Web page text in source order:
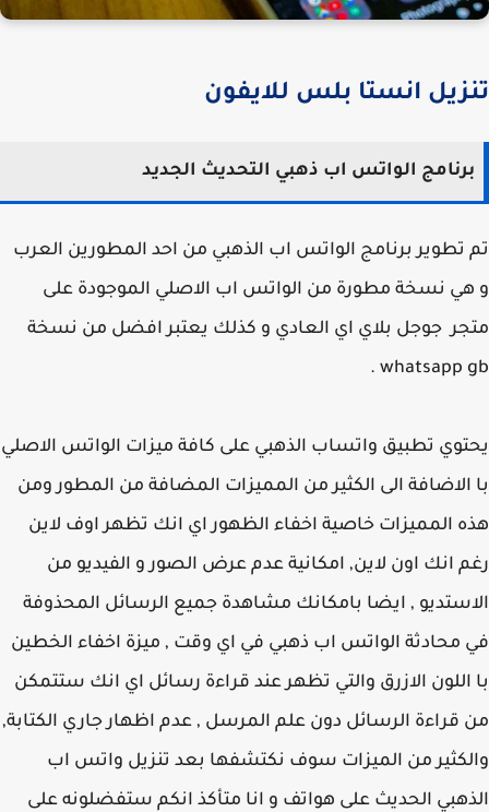
انستا بلس للايفون
الواتس اب ذهبي التحديث الجديد
تطوير برنامج الواتس اب الذهبي من احد المطورين العرب
نسخة مطورة من الواتس اب الاصلي الموجودة على
جوجل بلاي اي العادي و كذلك يعتبر افضل من نسخة
whatsapp
تطبيق واتساب الذهبي على كافة ميزات الواتس الاصلي
الاضافة الى الكثير من المميزات المضافة من المطور ومن
المميزات خاصية اخفاء الظهور اي انك تظهر اوف لاين
انك اون لاين, امكانية عدم عرض الصور و الفيديو من
, ايضا بامكانك مشاهدة جميع الرسائل المحذوفة
محادثة الواتس اب ذهبي في اي وقت , ميزة اخفاء الخطين
اللون الازرق والتي تظهر عند قراءة رسائل اي انك ستتمكن
قراءة الرسائل دون علم المرسل , عدم اظهار جاري الكتابة,
من الميزات سوف نكتشفها بعد تنزيل واتس اب
الحديث على هواتف و انا متأكذ انكم ستفضلونه على